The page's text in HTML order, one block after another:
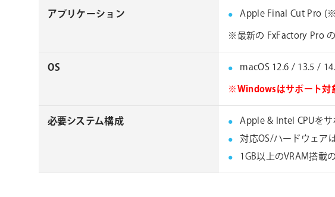
アプリケーション
Apple Final Cut Pro
※最新の FxFactory Pro
OS
macOS 12.6 / 13.5 /
※Windowsはサポート対
必要システム構成
Apple & Intel CPUをサ
対応OS/ハードウェア
1GB以上のVRAM搭載